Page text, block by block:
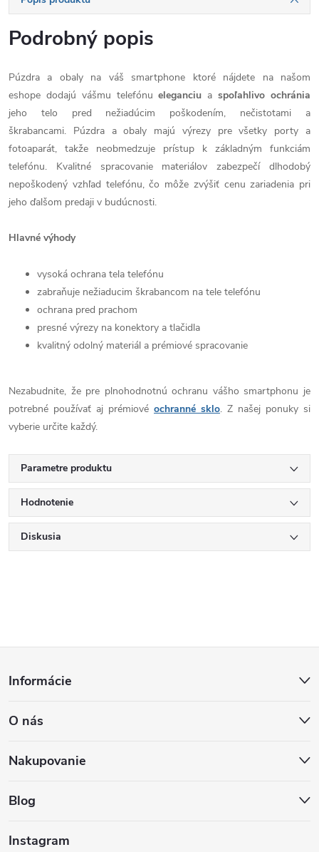
Podrobný popis
Púzdra a obaly na váš smartphone ktoré nájdete na našom
eshope dodajú vášmu telefónueleganciu aspoľahlivo ochránia
jeho telo pred nežiadúcim poškodením, nečistotami a
škrabancami. Púzdra a obaly majú výrezy pre všetky porty a
fotoaparát, takže neobmedzuje prístup k základným funkciám
telefónu. Kvalitné spracovanie materiálov zabezpečí dlhodobý
nepoškodený vzhľad telefónu, čo môže zvýšiť cenu zariadenia pri
jeho ďalšom predaji v budúcnosti.
Hlavné výhody
vysoká ochrana tela telefónu
zabraňuje nežiaducim škrabancom na tele telefónu
ochrana pred prachom
presné výrezy na konektory a tlačidla
kvalitný odolný materiál a prémiové spracovanie
Nezabudnite, že pre plnohodnotnú ochranu vášho smartphonu je
potrebné používať aj prémiové ochranné sklo. Z našej ponuky si
vyberie určite každý.
Parametre produktu
Hodnotenie
Diskusia
p
ä
Informácie
O nás
Nakupovanie
Blog
Instagram